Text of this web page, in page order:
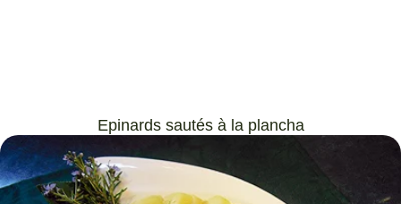
Epinards sautés à la plancha